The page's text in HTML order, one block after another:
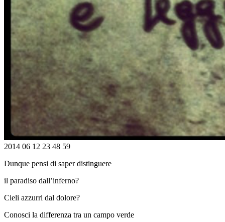
2014 06 12 23 48 59
Dunque pensi di saper distinguere
il paradiso dall’inferno?
Cieli azzurri dal dolore?
Conosci la differenza tra un campo verde